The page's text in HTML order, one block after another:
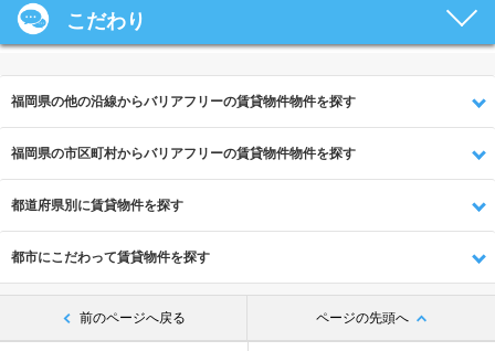
こだわり
福岡県の他の沿線からバリアフリーの賃貸物件物件を探す
福岡県の市区町村からバリアフリーの賃貸物件物件を探す
都道府県別に賃貸物件を探す
都市にこだわって賃貸物件を探す
前のページへ戻る ページの先頭へ